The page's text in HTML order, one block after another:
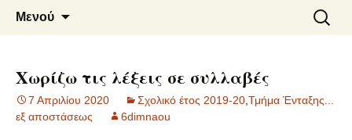
6o ΔΗΜΟΤΙΚΟ ΣΧΟΛΕΙΟ
ΝΑΟΥΣΑΣ
Μενού
για:
Χωρίζω τις λέξεις σε συλλαβές
7 Απριλίου 2020 Σχολικό έτος 2019-20 Τμήμα Ένταξης...
εξ αποστάσεως
6dimnaou